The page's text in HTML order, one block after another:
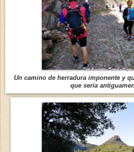
Un camino de herradura imponente y
que sería